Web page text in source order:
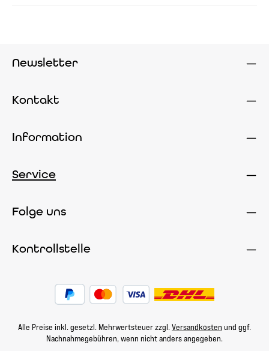
Newsletter
Kontakt
Information
Service
Folge uns
Kontrollstelle
Alle Preise inkl. gesetzl. Mehrwertsteuer zzgl. Versandkosten und ggf.
Nachnahmegebühren, wenn nicht anders angegeben.